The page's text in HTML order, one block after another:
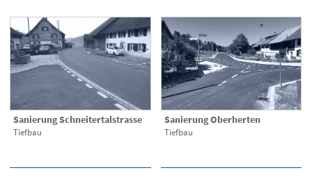
Sanierung Schneitertalstrasse
Tiefbau
Sanierung Oberherten
Tiefbau